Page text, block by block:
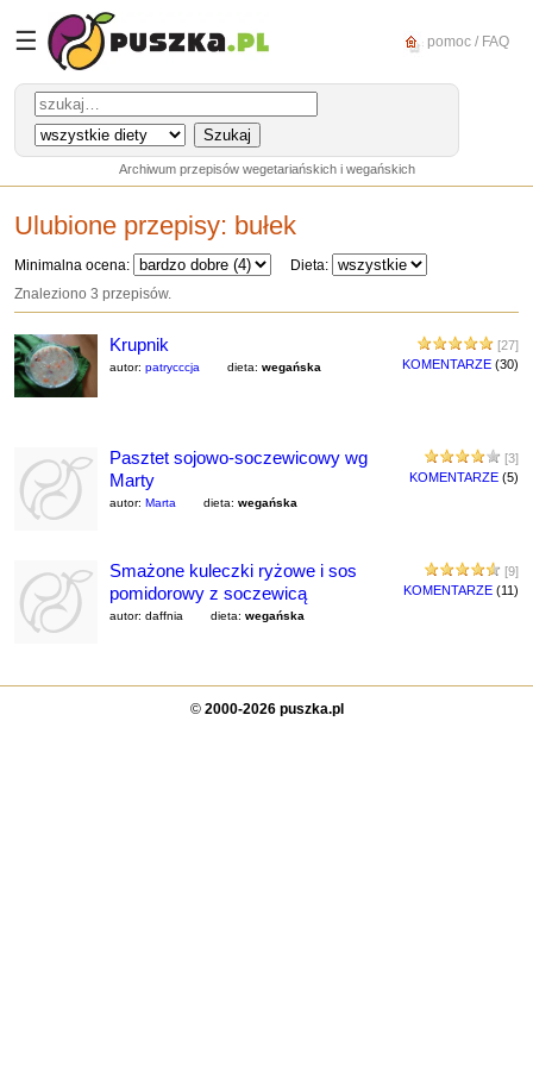
☰ pomoc / FAQ
Archiwum przepisów wegetariańskich i wegańskich
Ulubione przepisy: bułek
Minimalna ocena:
Dieta:
Znaleziono 3 przepisów.
[27]
KOMENTARZE (30)
Krupnik
autor: patrycccja dieta: wegańska
[3]
KOMENTARZE (5)
Pasztet sojowo-soczewicowy wg
Marty
autor: Marta dieta: wegańska
[9]
KOMENTARZE (11)
Smażone kuleczki ryżowe i sos
pomidorowy z soczewicą
autor: daffnia dieta: wegańska
© 2000-2026 puszka.pl